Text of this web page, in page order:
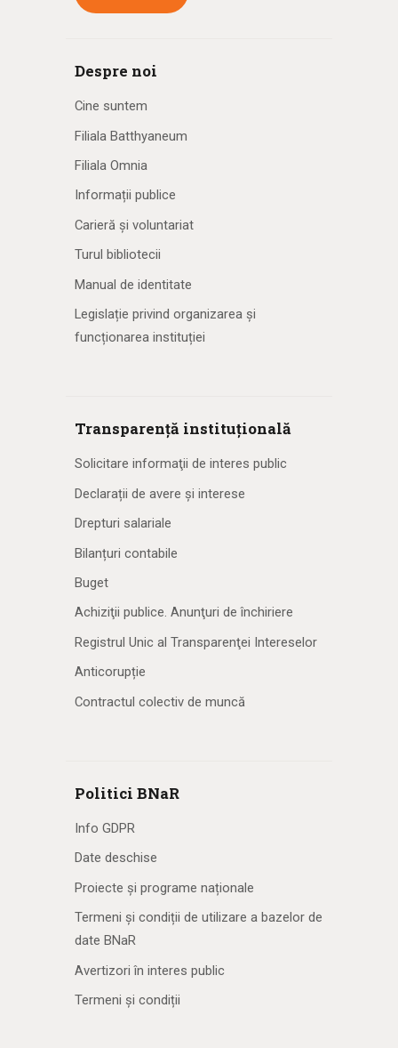
Despre noi
Cine suntem
Filiala Batthyaneum
Filiala Omnia
Informații publice
Carieră și voluntariat
Turul bibliotecii
Manual de identitate
Legislație privind organizarea și
funcționarea instituției
Transparență instituțională
Solicitare informaţii de interes public
Declarații de avere și interese
Drepturi salariale
Bilanțuri contabile
Buget
Achiziţii publice. Anunţuri de închiriere
Registrul Unic al Transparenţei Intereselor
Anticorupție
Contractul colectiv de muncă
Politici BNaR
Info GDPR
Date deschise
Proiecte și programe naționale
Termeni și condiții de utilizare a bazelor de
date BNaR
Avertizori în interes public
Termeni și condiții